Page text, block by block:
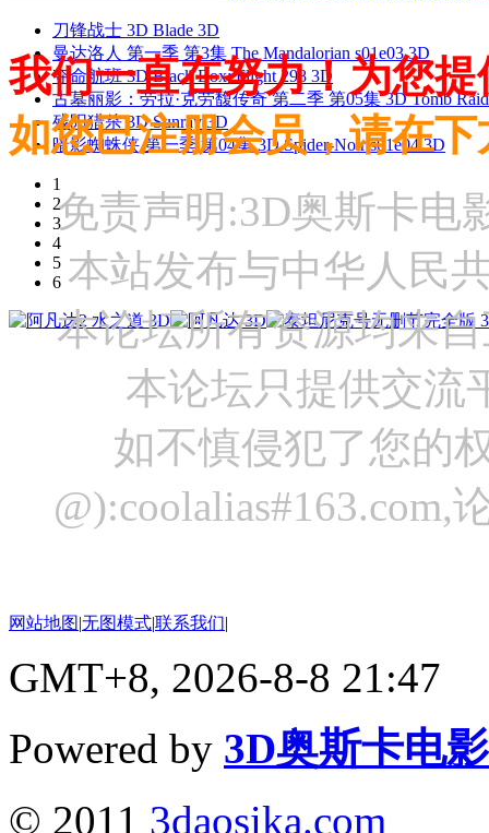
刀锋战士 3D Blade 3D
曼达洛人 第一季 第3集 The Mandalorian s01e03 3D
夺命航班 3D Black Box: Flight 298 3D
古墓丽影：劳拉·克劳馥传奇 第二季 第05集 3D Tomb
残阳猎杀 3D Sunray 3D
暗影蜘蛛侠 第一季 第04集 3D Spider-Noir s01e04 3D
1
2
3
4
5
6
我们一直在努力！为您
如您已注册会员，请在
免责声明:3D奥斯卡电
本站发布与中华人民
本论坛所有资源均来
本论坛只提供交流
如不慎侵犯了您的
网站地图|无图模式|联系我们|
GMT+8, 2026-8-8 21:47
Powered by 3D奥斯卡电
© 2011 3daosika.com